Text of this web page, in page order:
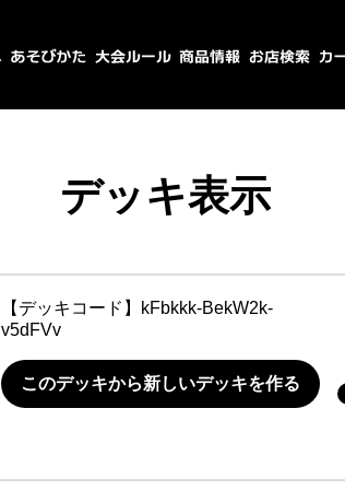
デッキ表示
【デッキコード】
kFbkkk-BekW2k-
v5dFVv
このデッキから新しいデッキを作る